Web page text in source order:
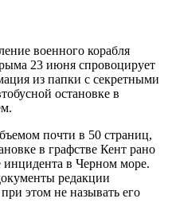
военного корабля
23 июня спровоцирует
из папки с секретными
остановке в
почти в 50 страниц,
в графстве Кент рано
инцидента в Черном море.
редакции
этом не называть его